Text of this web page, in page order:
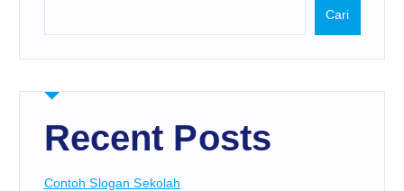
Cari
Recent Posts
Contoh Slogan Sekolah